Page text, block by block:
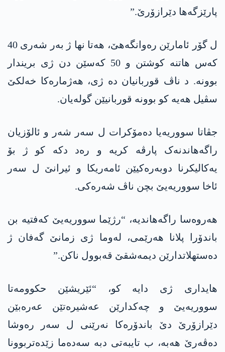
پارێزگەھا دێرازۆرێ.”
ل گۆر ئامارێن رەوانگەھێ، ھەتا نھا ژ بەر شەری 40
کەس ھاتنە کوشتن و 50 کەسێن دن ژی بریندار
بوونە. د ناڤ قوربانیان دە ژی، ھەژمارەکا خەلکێ
سڤیل ھەیە کو بوونە قوربانیێن گولەیان.
جڤاتا سووریەیا دەمۆکرات ل سەر شەر و ئالۆزیان
راگەھاندنەک پارڤە کریە و رەد دکە کو ژ بۆ
یەکالیکرنا دوبەرەکیێن ئامەریکا و ئیرانێ ل سەر
ئاخا سووریەیێ بچن ناڤ شەرەکی.
ھەروەسا راگەھاندیە، “رژێما سووریەیێ کەفتیە بن
باندۆرا پلانا ھەرێمی، لەوما ژی زمانێ گەفان ژ
دەستھلاتدارێن دیمەشقێ قەبوول ناکن.”
ھایداری ژی دایە کو، “ئێریشێن حکوومەتا
سووریەیێ و چەکدارێن عەشیرەتێن عەرەبێن
دێرازۆرێ دێ باندۆرەکا نەرێنی ل سەر رەوشا
دەڤەرێ ھەبە، ب تایبەتی دبە سەدەما زێدەتربوونا